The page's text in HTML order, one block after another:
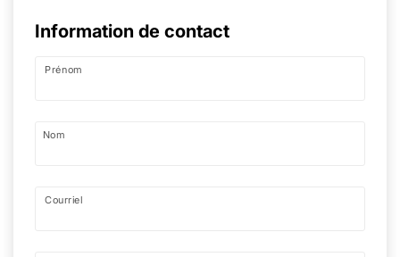
Information de contact
Prénom
Nom
Courriel